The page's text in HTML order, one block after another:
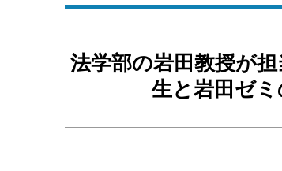
法学部の岩田教授が
生と岩田ゼ